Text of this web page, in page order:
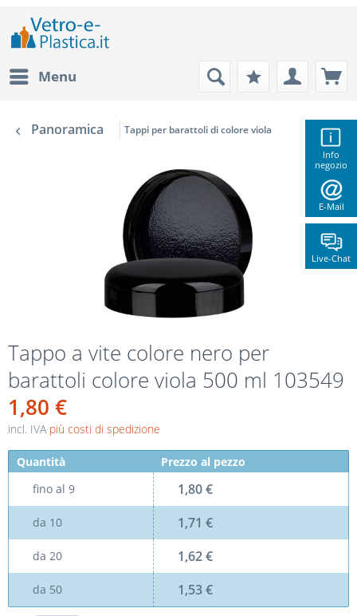
Info
negozio
E-Mail
Live-Chat
Menu
Panoramica Tappi per barattoli di colore viola
Tappo a vite colore nero per
barattoli colore viola 500 ml 103549
1,80 €
incl. IVA più costi di spedizione
Quantità
Prezzo al pezzo
fino al 9 1,80 €
da 10 1,71 €
da 20 1,62 €
da 50 1,53 €